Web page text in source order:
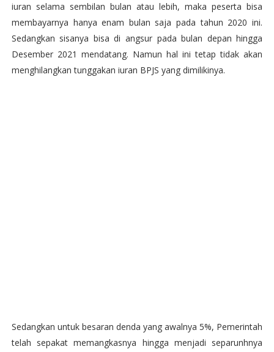
iuran selama sembilan bulan atau lebih, maka peserta bisa
membayarnya hanya enam bulan saja pada tahun 2020 ini.
Sedangkan sisanya bisa di angsur pada bulan depan hingga
Desember 2021 mendatang. Namun hal ini tetap tidak akan
menghilangkan tunggakan iuran BPJS yang dimilikinya.
Sedangkan untuk besaran denda yang awalnya 5%, Pemerintah
telah sepakat memangkasnya hingga menjadi separunhnya